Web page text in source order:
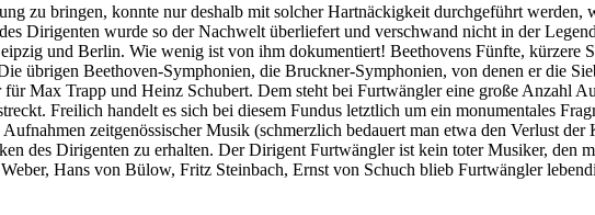
zu bringen, konnte nur deshalb mit solcher Hartnäckigkeit durchgeführt
Dirigenten wurde so der Nachwelt überliefert und verschwand nicht in der
und Berlin. Wie wenig ist von ihm dokumentiert! Beethovens Fünfte, kürzere
übrigen Beethoven-Symphonien, die Bruckner-Symphonien, von denen er die
Max Trapp und Heinz Schubert. Dem steht bei Furtwängler eine große Anzahl
Freilich handelt es sich bei diesem Fundus letztlich um ein monumentales
Aufnahmen zeitgenössischer Musik (schmerzlich bedauert man etwa den Verlust
des Dirigenten zu erhalten. Der Dirigent Furtwängler ist kein toter Musiker, den
Hans von Bülow, Fritz Steinbach, Ernst von Schuch blieb Furtwängler